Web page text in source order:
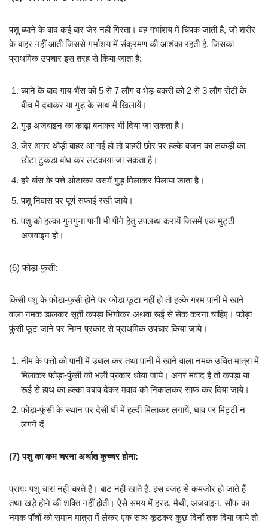
पशु ब्याने के बाद कई बार जेर नहीं गिरता। वह गर्भाशय में चिपक जाती है, जो शरीर
के बाहर नहीं आती जिससे गर्भाशय में संक्रमण की आशंका रहती है, जिसका
प्राथमिक उपचार इस तरह से किया जाता है:
ब्याने के बाद गाय-भैंस को 5 से 7 लौंग व भेड़-बकरी को 2 से 3 लौंग रोटी के
बीच में दबाकर या गुड़ के साथ में खिलायें।
गुड़ अजवाइन का काढ़ा बनाकर भी दिया जा सकता है।
जेर अगर थोड़ी बाहर आ गई हो तो बाहरी छोर पर हल्के वजन का लकड़ी का
छोटा टुकड़ा बांध कर लटकाया जा सकता है।
हरे बांस के पत्ते ओटाकर उसमें गुड़ मिलाकर पिलाया जाता है।
पशु निवास पर पूर्ण सफाई रखी जाये।
पशु को हल्का गुनगुना पानी भी पीने हेतु उपलब्ध करायें जिसमें एक मुट्ठी
अजवाइन हो।
(6) फोड़ा-फुंसी:
किसी पशु के फोड़ा-फुंसी होने पर फोड़ा फूटा नहीं हो तो हल्के गरम पानी में खाने
वाला नमक डालकर सूती कपड़ा भिगोकर अथवा रूई से सेक करना चाहिए। फोड़ा
फुंसी फूट जाने पर निम्न प्रकार से प्राथमिक उपचार किया जाये।
नीम के पत्तों को पानी में उबाल कर तथा पानी में खाने वाला नमक उचित मात्रा में
मिलाकर फोड़ा-फुंसी को भली प्रकार धोया जाये। अगर मवाद है तो कपड़ा या
रूई से हाथ का हल्का दबाव देकर मवाद को निकालकर साफ कर दिया जाये।
फोड़ा-फुंसी के स्थान पर देसी घी में हल्दी मिलाकर लगायें, घाव पर मिट्टी न
लगने दें
(7)पशु का कम चरना अर्थात कुच्चर होना:
प्रायः पशु चारा नहीं चरते हैं। बाट नहीं खाते हैं, इस वजह से कमजोर हो जाते हैं
तथा खड़े होने की शक्ति नहीं होती। ऐसे समय में हरड़, मैथी, अजवाइन, सौंफ का
नमक पाँचों को समान मात्रा में लेकर एक साथ कूटकर कुछ दिनों तक दिया जाये तो